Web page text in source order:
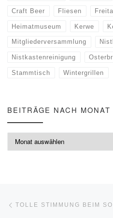
Craft Beer Fliesen
Heimatmuseum Kerwe
Mitgliederversammlung
Nistkastenreinigung
Stammtisch Wintergrillen
BEITRÄGE NACH MONAT
TOLLE STIMMUNG BEIM